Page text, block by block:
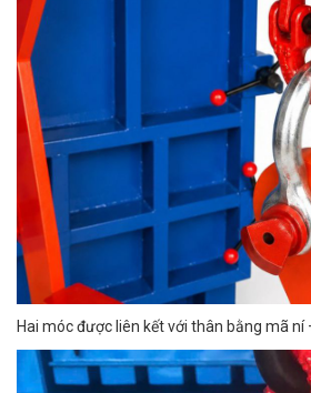
Hai móc được liên kết với thân bằng mã